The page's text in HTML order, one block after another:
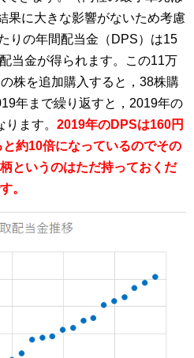
果に大きな影響がないため考慮
りの年間配当金（DPS）は15
当金が得られます。この11万
株を追加購入すると，38株購
年まで繰り返すと，2019年の
ます。 2019年のDPSは160円
約10倍になっているのでその
というのはただ持っておくだ
。